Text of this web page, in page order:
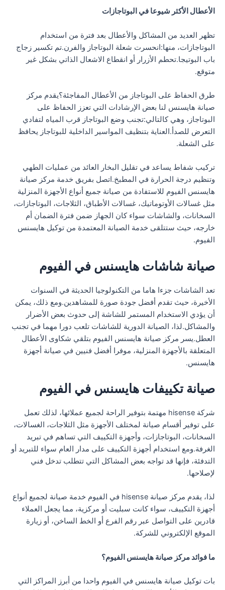
الأعطال الأكثر شيوعا في البوتاجازات
تظهر العديد من المشاكل والأعطال بعد فترة من استخدام
البوتاجازات، منها:انحسرت شعلة البوتاجاز والفرن.تم تكسير زجاج
باب البوتيجا.تحطم الأزرار أو انقطاع الاشعال الذاتي بشكل غير
متوقع.
طرق الحفاظ على البوتاجاز من الأعطال المفاجئة؟يقدم مركز
صيانة هايسنس لنا بعض الإرشادات التي تعزز الحفاظ على
البوتاجاز، وهي كالتالي:تجنب وضع البوتاجاز قرب المياه لتفادي
التعرض للصدأ.العناية بتنظيف المواسير الداخلية للبوتاجاز يحافظ
على الشعلة.
تركيب شفاط يساعد في تقليل البخار العائد من عمليات الطهي
وتنظيم درجة الحرارة في المطبخ.اتصل بفريق خدمة مركز صيانة
هايسنس الفيوم للاستفادة من صيانة جميع أنواع الأجهزة المنزلية
مثل غسالات الأوتوماتيك، غسالات الأطباق، الثلاجات، البوتاجازات،
السخانات، والشاشات سواء كان الجهاز ضمن فترة الضمان أم
خارجه، حيث ستتلقى خدمة الصيانة المعتمدة من توكيل هايسنس
الفيوم.
صيانة شاشات هايسنس في الفيوم
تعد الشاشات جزءا هاما من التكنولوجيا الحديثة في السنوات
الأخيرة، حيث تقدم أفضل جودة صورة للمشاهدين.ومع ذلك، يمكن
أن يؤدي الاستخدام المستمر للشاشة إلى حدوث بعض الأضرار
والمشاكل.لذا، الصيانة الدورية للشاشات تلعب دورا مهما في تجنب
العطل.يسر مركز صيانة هايسنس الفيوم بتلقي شكاوى الأعطال
المتعلقة بالأجهزة المنزلية، موفرا أفضل فنيين في صيانة أجهزة
هايسنس.
صيانة تكييفات هايسنس في الفيوم
شركة hisense مهتمة بتوفير الراحة لجميع عملائها، لذلك تعمل
على توفير أقسام صيانة لمختلف الأجهزة مثل الثلاجات، الغسالات،
السخانات، البوتاجازات، وأجهزة التكييف التي تساهم في تبريد
الغرفة.ومع استخدام أجهزة التكييف على مدار العام سواء للتبريد أو
التدفئة، فإنها قد تواجه بعض المشاكل التي تتطلب تدخل فني
لإصلاحها.
لذا، يقدم مركز صيانة hisense في الفيوم خدمة صيانة لجميع أنواع
أجهزة التكييف، سواء كانت سبليت أو مركزية، مما يجعل العملاء
قادرين على التواصل عبر رقم الفرع أو الخط الساخن، أو زيارة
الموقع الإلكتروني للشركة.
ما فوائد مركز صيانة هايسنس الفيوم؟
بات توكيل صيانة هايسنس في الفيوم واحدا من أبرز المراكز التي